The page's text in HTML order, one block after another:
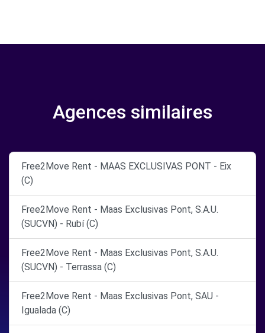
Agences similaires
Free2Move Rent - MAAS EXCLUSIVAS PONT - Eix
(C)
Free2Move Rent - Maas Exclusivas Pont, S.A.U.
(SUCVN) - Rubí (C)
Free2Move Rent - Maas Exclusivas Pont, S.A.U.
(SUCVN) - Terrassa (C)
Free2Move Rent - Maas Exclusivas Pont, SAU -
Igualada (C)